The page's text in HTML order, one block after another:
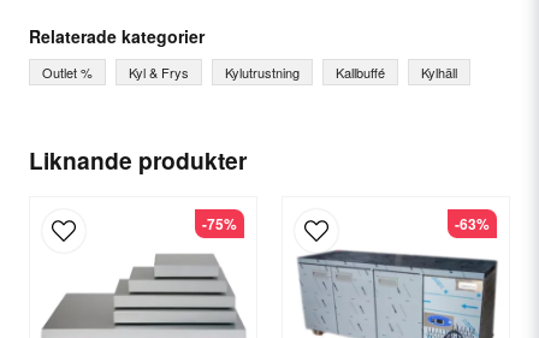
Liknande produkter
-75% -63%
Fråga oss något om denna produkten...
Ditt namn
email
E-postadress
Relaterade kategorier
Outlet % Kyl & Frys Kylutrustning Kallbuffé Kylhäll